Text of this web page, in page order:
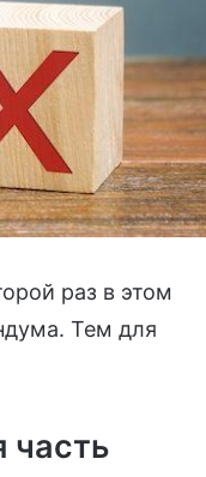
раз в этом
Тем для
часть